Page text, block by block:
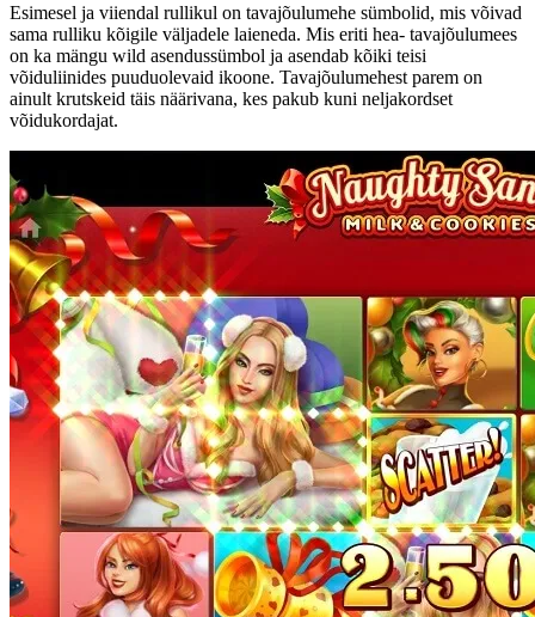
Esimesel ja viiendal rullikul on tavajõulumehe sümbolid, mis võivad
sama rulliku kõigile väljadele laieneda. Mis eriti hea- tavajõulumees
on ka mängu wild asendussümbol ja asendab kõiki teisi
võiduliinides puuduolevaid ikoone. Tavajõulumehest parem on
ainult krutskeid täis näärivana, kes pakub kuni neljakordset
võidukordajat.